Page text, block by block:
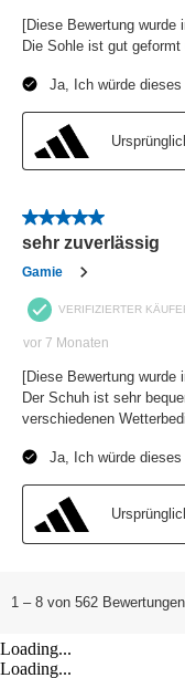
Loading...
Loading...